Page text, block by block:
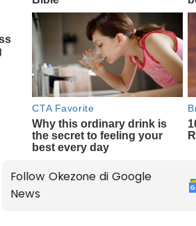
Follow Okezone di Google
News